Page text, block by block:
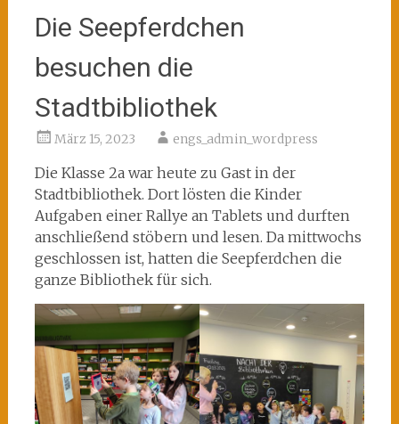
Die Seepferdchen
besuchen die
Stadtbibliothek
März 15, 2023 engs_admin_wordpress
Die Klasse 2a war heute zu Gast in der
Stadtbibliothek. Dort lösten die Kinder
Aufgaben einer Rallye an Tablets und durften
anschließend stöbern und lesen. Da mittwochs
geschlossen ist, hatten die Seepferdchen die
ganze Bibliothek für sich.